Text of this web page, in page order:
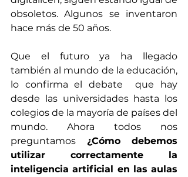
obsoletos. Algunos se inventaron
hace más de 50 años.
Que el futuro ya ha llegado
también al mundo de la educación,
lo confirma el debate  que hay
desde las universidades hasta los
colegios de la mayoría de países del
mundo. Ahora todos nos
preguntamos ¿Cómo debemos
utilizar correctamente la
inteligencia artificial en las aulas